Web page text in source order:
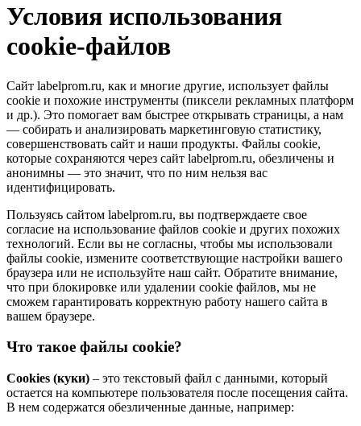
Условия использования
cookie-файлов
Сайт labelprom.ru, как и многие другие, использует файлы
cookie и похожие инструменты (пиксели рекламных платформ
и др.). Это помогает вам быстрее открывать страницы, а нам
— собирать и анализировать маркетинговую статистику,
совершенствовать сайт и наши продукты. Файлы сookie,
которые сохраняются через сайт labelprom.ru, обезличены и
анонимны — это значит, что по ним нельзя вас
идентифицировать.
Пользуясь сайтом labelprom.ru, вы подтверждаете свое
согласие на использование файлов cookie и других похожих
технологий. Если вы не согласны, чтобы мы использовали
файлы cookie, измените соответствующие настройки вашего
браузера или не используйте наш сайт. Обратите внимание,
что при блокировке или удалении cookie файлов, мы не
сможем гарантировать корректную работу нашего сайта в
вашем браузере.
Что такое файлы cookie?
Cookies (куки) – это текстовый файл с данными, который
остается на компьютере пользователя после посещения сайта.
В нем содержатся обезличенные данные, например: